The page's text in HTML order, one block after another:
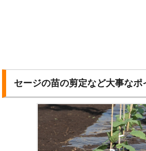
セージの苗の剪定など大事なポ